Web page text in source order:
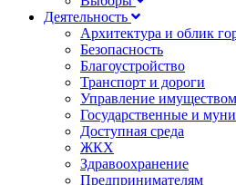
Деятельность
Архитектура и облик
Безопасность
Благоустройство
Транспорт и дороги
Управление имуществом
Государственные и
Доступная среда
ЖКХ
Здравоохранение
Предпринимателям